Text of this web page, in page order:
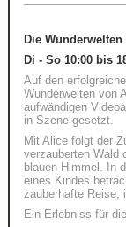
Die
Di - So 10:00 bis
Auf den
Wunderwelten von
aufwändigen
in Szene gesetzt.
Mit Alice folgt der
verzauberten Wald
blauen Himmel. In
eines Kindes
zauberhafte Reise,
Ein Erlebniss für